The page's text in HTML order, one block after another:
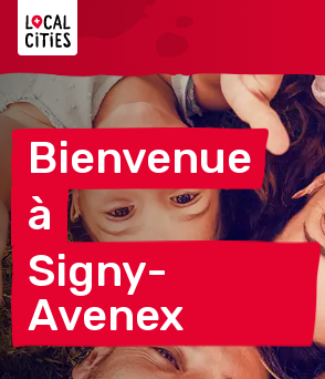
Bienvenue
à
Signy-
Avenex